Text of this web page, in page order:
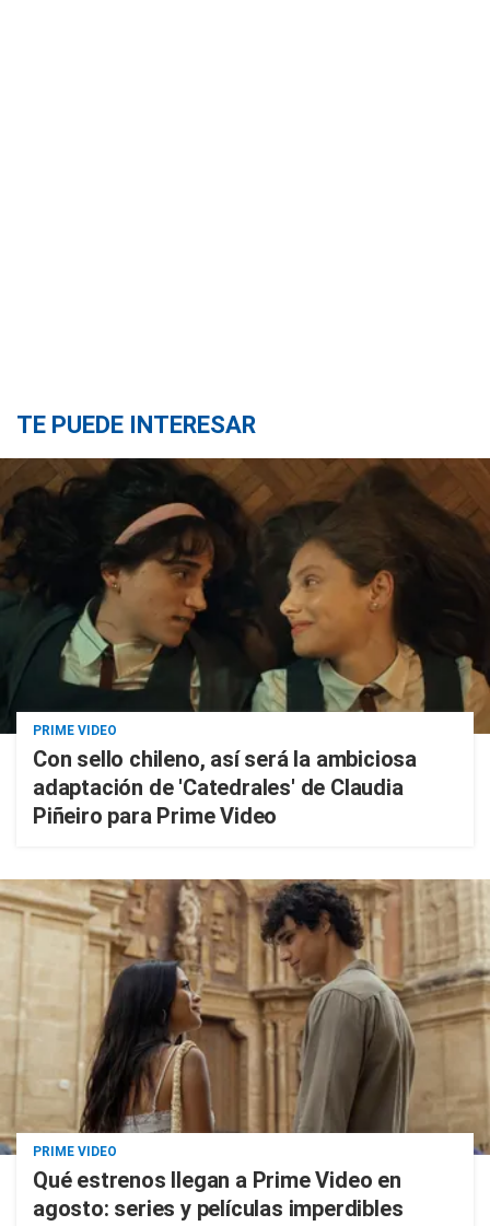
TE PUEDE INTERESAR
PRIME VIDEO
Con sello chileno, así será la ambiciosa
adaptación de 'Catedrales' de Claudia
Piñeiro para Prime Video
PRIME VIDEO
Qué estrenos llegan a Prime Video en
agosto: series y películas imperdibles